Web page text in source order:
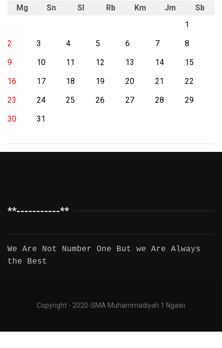
Mg Sn Sl Rb Km Jm
Sb
1
2
3 4 5 6 7
8
9
10 11 12 13 14
15
16
17 18 19 20 21
22
23
24 25 26 27 28
29
30
31
**-----------**
We Are Not Number One But we Are Always
the Best
Copyright - 2020-SMA Muhammadiyah 1 Ngawi